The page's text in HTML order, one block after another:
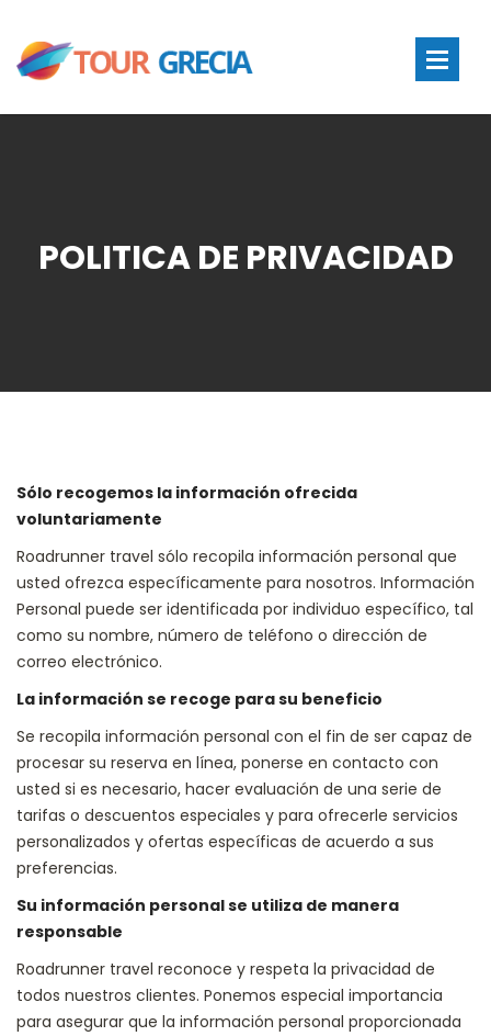
POLITICA DE PRIVACIDAD
Sólo recogemos la información ofrecida
voluntariamente
Roadrunner travel sólo recopila información personal que
usted ofrezca específicamente para nosotros. Información
Personal puede ser identificada por individuo específico, tal
como su nombre, número de teléfono o dirección de
correo electrónico.
La información se recoge para su beneficio
Se recopila información personal con el fin de ser capaz de
procesar su reserva en línea, ponerse en contacto con
usted si es necesario, hacer evaluación de una serie de
tarifas o descuentos especiales y para ofrecerle servicios
personalizados y ofertas específicas de acuerdo a sus
preferencias.
Su información personal se utiliza de manera
responsable
Roadrunner travel reconoce y respeta la privacidad de
todos nuestros clientes. Ponemos especial importancia
para asegurar que la información personal proporcionada